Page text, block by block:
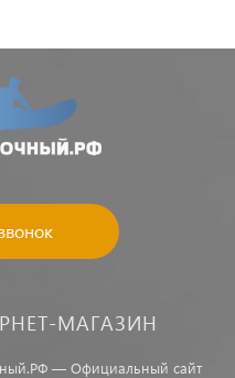
МАГАЗИН
— Официальный сайт